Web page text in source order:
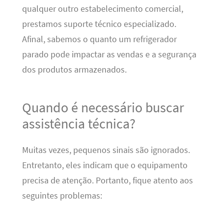
qualquer outro estabelecimento comercial,
prestamos suporte técnico especializado.
Afinal, sabemos o quanto um refrigerador
parado pode impactar as vendas e a segurança
dos produtos armazenados.
Quando é necessário buscar
assistência técnica?
Muitas vezes, pequenos sinais são ignorados.
Entretanto, eles indicam que o equipamento
precisa de atenção. Portanto, fique atento aos
seguintes problemas: